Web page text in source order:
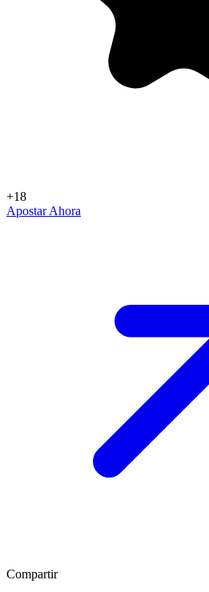
+18
Apostar Ahora
Compartir